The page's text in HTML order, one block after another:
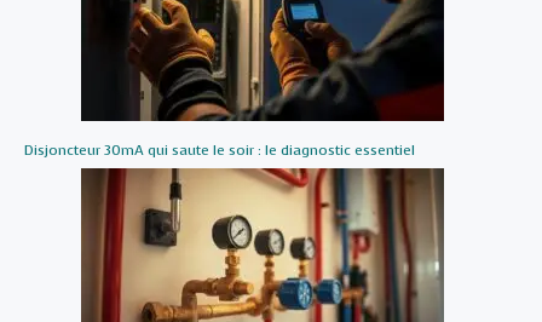
Disjoncteur 30mA qui saute le soir : le diagnostic essentiel